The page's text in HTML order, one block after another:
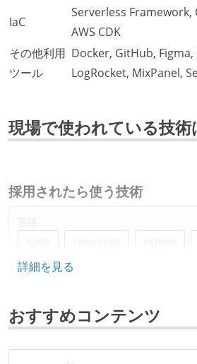
IaC
Serverless
AWS CDK
その他利用
ツール
Docker, GitHub,
LogRocket, MixPanel,
現場で使われている技術
採用されたら使う技術
言語
node
typescript python
フレームワーク
データベース
postgresql
dynamodb
詳細を見る
おすすめコンテンツ